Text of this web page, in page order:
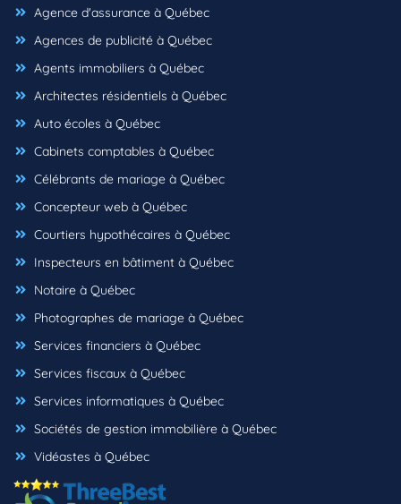
Agence d'assurance à Québec
Agences de publicité à Québec
Agents immobiliers à Québec
Architectes résidentiels à Québec
Auto écoles à Québec
Cabinets comptables à Québec
Célébrants de mariage à Québec
Concepteur web à Québec
Courtiers hypothécaires à Québec
Inspecteurs en bâtiment à Québec
Notaire à Québec
Photographes de mariage à Québec
Services financiers à Québec
Services fiscaux à Québec
Services informatiques à Québec
Sociétés de gestion immobilière à Québec
Vidéastes à Québec